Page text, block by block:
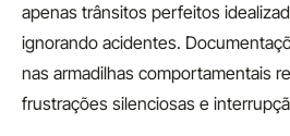
apenas trânsitos perfeitos
ignorando acidentes.
nas armadilhas comportamentais
frustrações silenciosas e